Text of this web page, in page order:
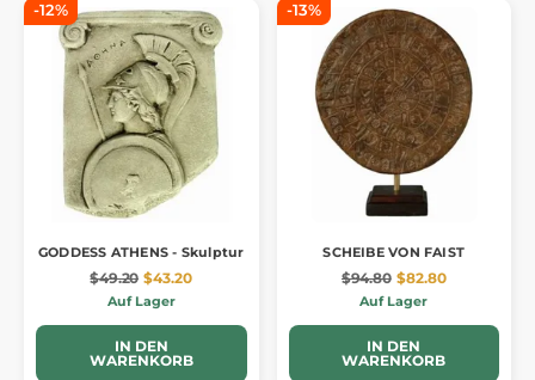
-12%
GODDESS ATHENS - Skulptur
$49.20 $43.20
Auf Lager
IN DEN
WARENKORB
-13%
SCHEIBE VON FAIST
$94.80 $82.80
Auf Lager
IN DEN
WARENKORB